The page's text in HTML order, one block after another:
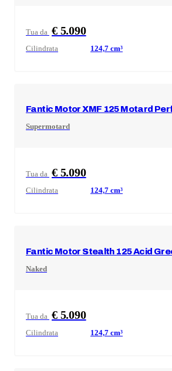
Tua da € 5.090
Cilindrata 124,7 cm³
Fantic MotorXMF 125 Motard
Supermotard
Tua da € 5.090
Cilindrata 124,7 cm³
Fantic Motor Stealth 125 Acid
Naked
Tua da € 5.090
Cilindrata 124,7 cm³